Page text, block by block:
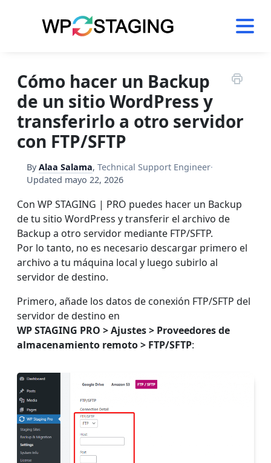
Cómo hacer un Backup
de un sitio WordPress y
transferirlo a otro servidor
con FTP/SFTP
ByAlaa Salama, Technical Support Engineer·
Updated mayo 22, 2026
Con WP STAGING | PRO puedes hacer un Backup
de tu sitio WordPress y transferir el archivo de
Backup a otro servidor mediante FTP/SFTP.
Por lo tanto, no es necesario descargar primero el
archivo a tu máquina local y luego subirlo al
servidor de destino.
Primero, añade los datos de conexión FTP/SFTP del
servidor de destino en
WP STAGING PRO > Ajustes > Proveedores de
almacenamiento remoto > FTP/SFTP: